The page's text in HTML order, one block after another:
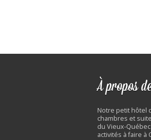
À propos
Notre petit hôtel
chambres et
du Vieux-
activités à faire à